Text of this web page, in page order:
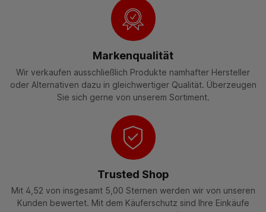
Markenqualität
Wir verkaufen ausschließlich Produkte namhafter Hersteller
oder Alternativen dazu in gleichwertiger Qualität. Überzeugen
Sie sich gerne von unserem Sortiment.
Trusted Shop
Mit 4,52 von insgesamt 5,00 Sternen werden wir von unseren
Kunden bewertet. Mit dem Käuferschutz sind Ihre Einkäufe